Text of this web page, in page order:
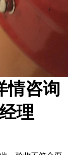
情咨询
理